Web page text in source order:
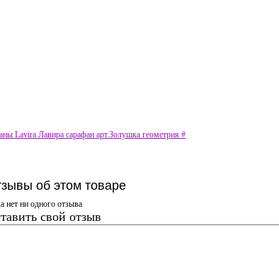
Lavira Лавира сарафан арт.Золушка геометрия #
об этом товаре
нет ни одного отзыва
свой отзыв